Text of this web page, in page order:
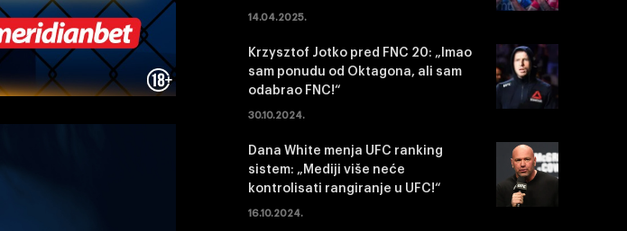
14.04.2025.
Krzysztof Jotko pred FNC 20: „Imao
sam ponudu od Oktagona, ali sam
odabrao FNC!“
30.10.2024.
Dana White menja UFC ranking
sistem: „Mediji više neće
kontrolisati rangiranje u UFC!“
16.10.2024.